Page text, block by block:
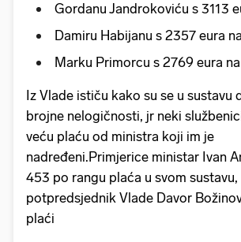
Gordanu Jandrokoviću s 3113
Damiru Habijanu s 2357 eura
Marku Primorcu s 2769 eura
Iz Vlade ističu kako su se u sustavu
brojne nelogičnosti, jr neki
veću plaću od ministra koji im je
nadređeni.Primjerice ministar Ivan
453 po rangu plaća u svom
potpredsjednik Vlade Davor
plaći